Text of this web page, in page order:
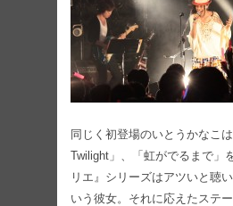
同じく初登場のいとうかなこ
Twilight」、「虹がでるまで」
リエ』シリーズはアツいと聴
いう彼女。それに応えたステー